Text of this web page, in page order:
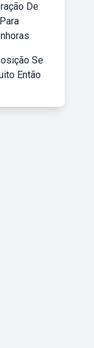
De
Se
Então